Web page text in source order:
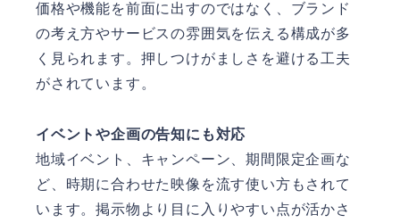
価格や機能を前面に出すのではなく、ブランド
の考え方やサービスの雰囲気を伝える構成が多
く見られます。押しつけがましさを避ける工夫
がされています。
イベントや企画の告知にも対応
地域イベント、キャンペーン、期間限定企画な
ど、時期に合わせた映像を流す使い方もされて
います。掲示物より目に入りやすい点が活かさ